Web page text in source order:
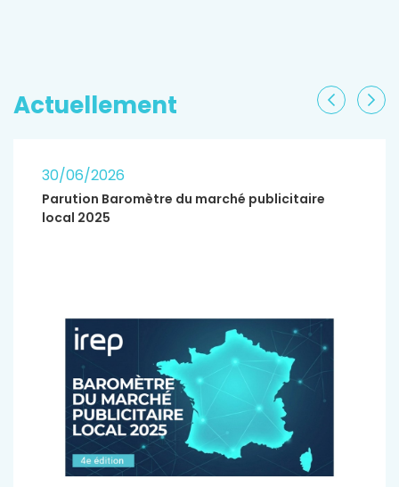
Actuellement
30/06/2026
Parution Baromètre du marché publicitaire
local 2025